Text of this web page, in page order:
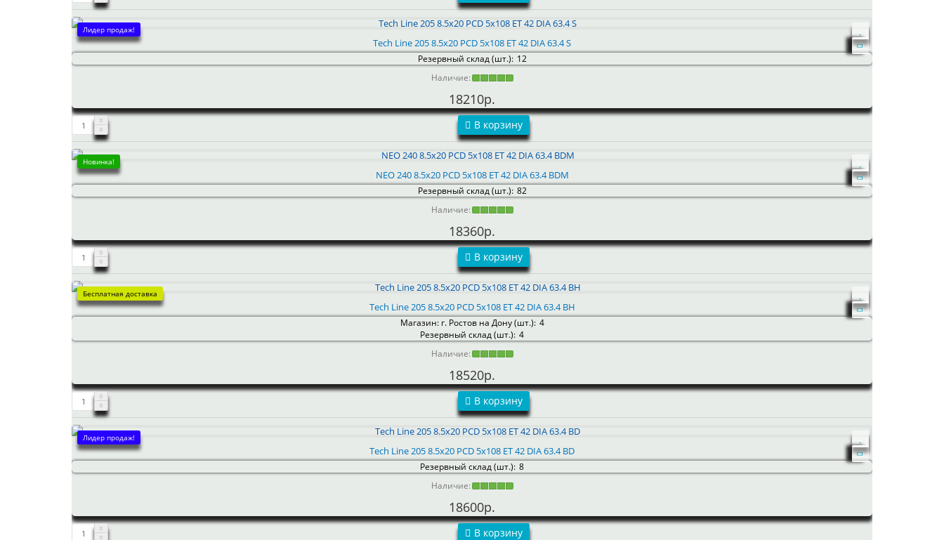
Лидер продаж!
Tech Line 205 8.5x20 PCD 5x108 ET 42 DIA 63.4 S
Резервный склад (шт.): 12
Наличие:
18210р.
В корзину
Новинка!
NEO 240 8.5x20 PCD 5x108 ET 42 DIA 63.4 BDM
Резервный склад (шт.): 82
Наличие:
18360р.
В корзину
Бесплатная доставка
Tech Line 205 8.5x20 PCD 5x108 ET 42 DIA 63.4 BH
Магазин: г. Ростов на Дону (шт.): 4
Резервный склад (шт.): 4
Наличие:
18520р.
В корзину
Лидер продаж!
Tech Line 205 8.5x20 PCD 5x108 ET 42 DIA 63.4 BD
Резервный склад (шт.): 8
Наличие:
18600р.
В корзину